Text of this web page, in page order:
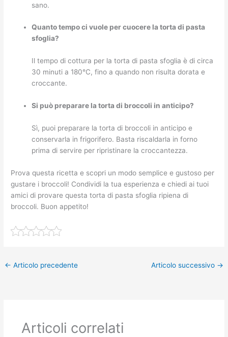
sano.
Quanto tempo ci vuole per cuocere la torta di pasta
sfoglia?
Il tempo di cottura per la torta di pasta sfoglia è di circa
30 minuti a 180°C, fino a quando non risulta dorata e
croccante.
Si può preparare la torta di broccoli in anticipo?
Sì, puoi preparare la torta di broccoli in anticipo e
conservarla in frigorifero. Basta riscaldarla in forno
prima di servire per ripristinare la croccantezza.
Prova questa ricetta e scopri un modo semplice e gustoso per
gustare i broccoli! Condividi la tua esperienza e chiedi ai tuoi
amici di provare questa torta di pasta sfoglia ripiena di
broccoli. Buon appetito!
← Articolo precedente Articolo successivo →
Articoli correlati